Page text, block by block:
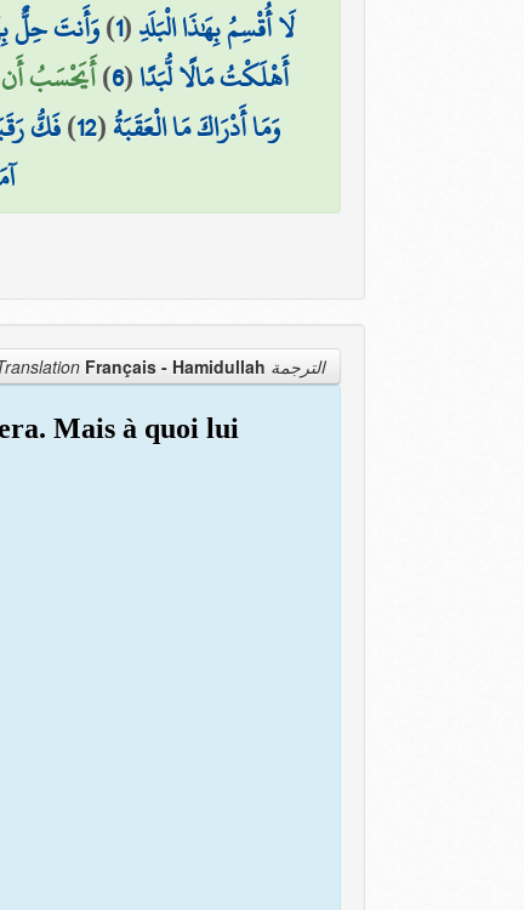
لَا أُقْسِمُ بِهَٰذَا الْبَلَدِ(
1
)وَأَنتَ حِلٌّ
أَهْلَكْتُ مَالًا لُّبَدًا(
6
)أَيَحْسَبُ أَن
وَمَا أَدْرَاكَ مَا الْعَقَبَةُ(
12
)فَكُّ
الترجمة Translation Français - Hamidullah
Mais à quoi lui